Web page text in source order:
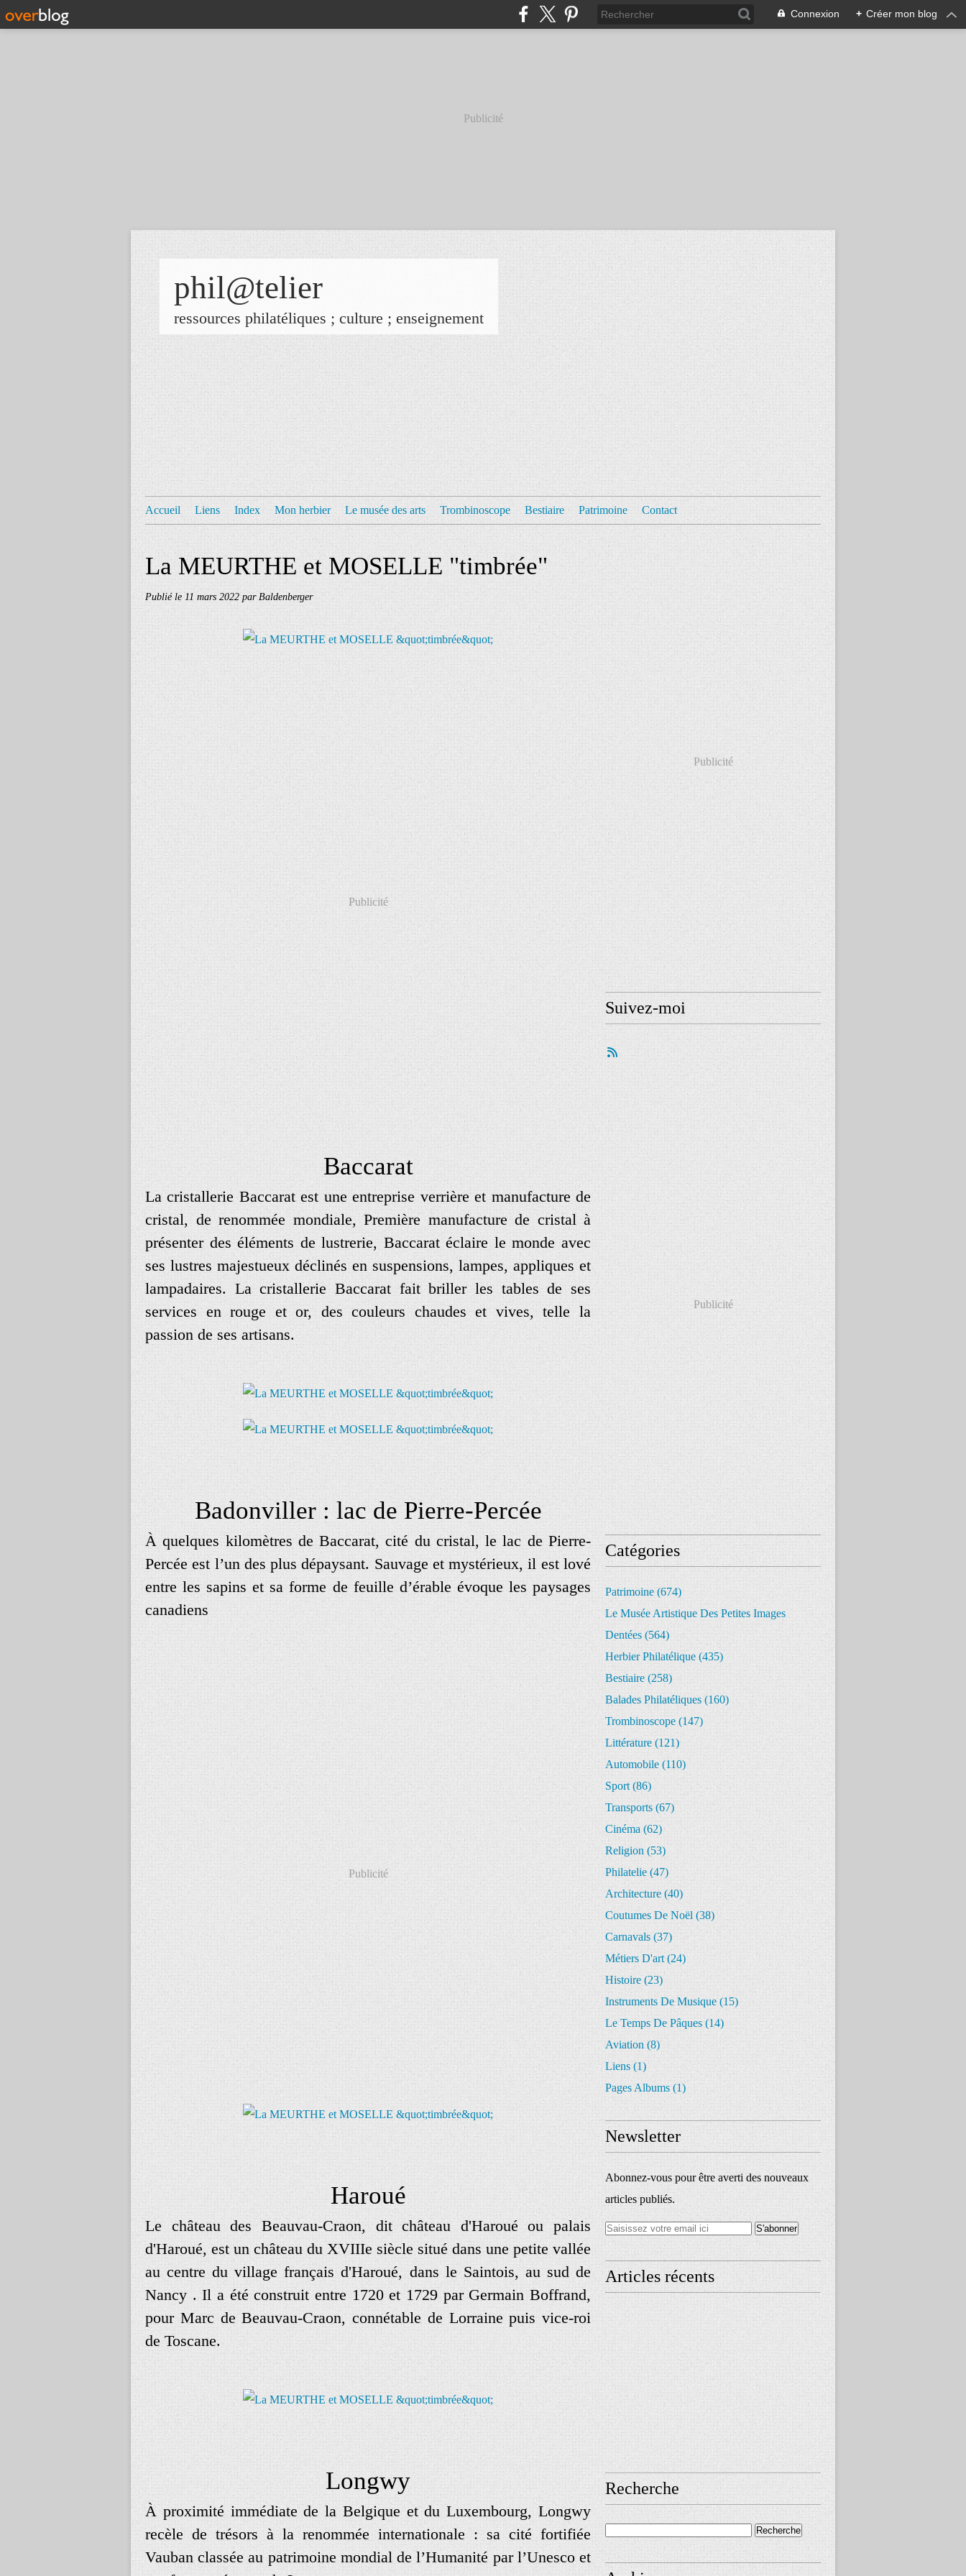
Connexion + Créer mon blog
Publicité
phil@telier
ressources philatéliques ; culture ; enseignement
Accueil Liens Index Mon herbier Le musée des arts Trombinoscope Bestiaire Patrimoine Contact
La MEURTHE et MOSELLE "timbrée"
Publié le11 mars 2022par Baldenberger
Publicité
Baccarat
La cristallerie Baccarat est une entreprise verrière et manufacture de
cristal, de renommée mondiale, Première manufacture de cristal à
présenter des éléments de lustrerie, Baccarat éclaire le monde avec
ses lustres majestueux déclinés en suspensions, lampes, appliques et
lampadaires. La cristallerie Baccarat fait briller les tables de ses
services en rouge et or, des couleurs chaudes et vives, telle la
passion de ses artisans.
Badonviller : lac de Pierre-Percée
À quelques kilomètres de Baccarat, cité du cristal, le lac de Pierre-
Percée est l’un des plus dépaysant. Sauvage et mystérieux, il est lové
entre les sapins et sa forme de feuille d’érable évoque les paysages
canadiens
Publicité
Haroué
Le château des Beauvau-Craon, dit château d'Haroué ou palais
d'Haroué, est un château du XVIIIe siècle situé dans une petite vallée
au centre du village français d'Haroué, dans le Saintois, au sud de
Nancy . Il a été construit entre 1720 et 1729 par Germain Boffrand,
pour Marc de Beauvau-Craon, connétable de Lorraine puis vice-roi
de Toscane.
Longwy
À proximité immédiate de la Belgique et du Luxembourg, Longwy
recèle de trésors à la renommée internationale : sa cité fortifiée
Vauban classée au patrimoine mondial de l’Humanité par l’Unesco et
Publicité
Suivez-moi
Publicité
Catégories
Patrimoine(674)
Le Musée Artistique Des Petites Images
Dentées(564)
Herbier Philatélique(435)
Bestiaire(258)
Balades Philatéliques(160)
Trombinoscope(147)
Littérature(121)
Automobile(110)
Sport(86)
Transports(67)
Cinéma(62)
Religion(53)
Philatelie(47)
Architecture(40)
Coutumes De Noël(38)
Carnavals(37)
Métiers D'art(24)
Histoire(23)
Instruments De Musique(15)
Le Temps De Pâques(14)
Aviation(8)
Liens(1)
Pages Albums(1)
Newsletter
Abonnez-vous pour être averti des nouveaux
articles publiés.
Articles récents
Recherche